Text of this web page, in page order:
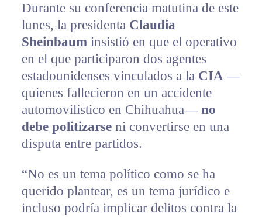
Durante su conferencia matutina de este
lunes, la presidenta Claudia
Sheinbauminsistió en que el operativo
en el que participaron dos agentes
estadounidenses vinculados a la CIA—
quienes fallecieron en un accidente
automovilístico en Chihuahua— no
debe politizarseni convertirse en una
disputa entre partidos.
“No es un tema político como se ha
querido plantear, es un tema jurídico e
incluso podría implicar delitos contra la